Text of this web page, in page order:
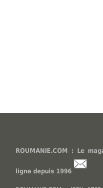
ROUMANIE.COM : Le
ligne depuis 1996